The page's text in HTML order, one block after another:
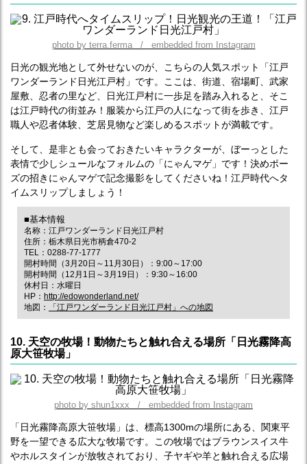
photo by terra.ferma / embedded from Instagram
日光の観光地として外せないのが、こちらの人気スポット「江戸
ワンダーランド日光江戸村」です。ここは、街道、宿場町、武家
屋敷、忍者の里など、日光江戸村に一歩足を踏み入れると、そこ
は江戸時代の街並み！服装から江戸の人になって街を歩き、江戸
職人や忍者体験、芝居見物など楽しめるスポットが満載です。
そして、是非とも会っておきたいキャラクターが、ぼーっとした
表情で少しシュールなフォルムの「にゃんマゲ」です！決めポー
ズの招きにゃんマゲで記念撮影をしてくださいね！江戸時代へタ
イムスリップしましょう！
■基本情報
名称：江戸ワンダーランド日光江戸村
住所：栃木県日光市柄倉470-2
TEL：0288-77-1777
開村時間（3月20日～11月30日）：9:00～17:00
開村時間（12月1日～3月19日）：9:30～16:00
休村日：水曜日
HP： http://edowonderland.net/
地図：
「江戸ワンダーランド日光江戸村」への地図
10. 天空の牧場！動物たちと触れ合える場所「日光霧降高
原大笹牧場」
photo by shun1xxx / embedded from Instagram
「日光霧降高原大笹牧場」は、標高1300mの場所にある、関東平
野を一望できる広大な牧場です。この牧場ではブラウンスイス牛
やホルスタインが放牧されており、子ヤギや羊と触れ合える広場